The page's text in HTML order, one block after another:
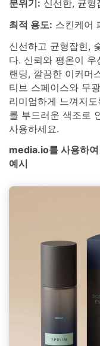
분위기: 신선한, 균형
최적 용도: 스킨케어
신선하고 균형잡힌,
다. 신뢰와 평온이
랜딩, 깔끔한 이커머
티브 스페이스와 무
리미엄하게 느껴지
를 부드러운 색조로
사용하세요.
media.io를 사용하
예시